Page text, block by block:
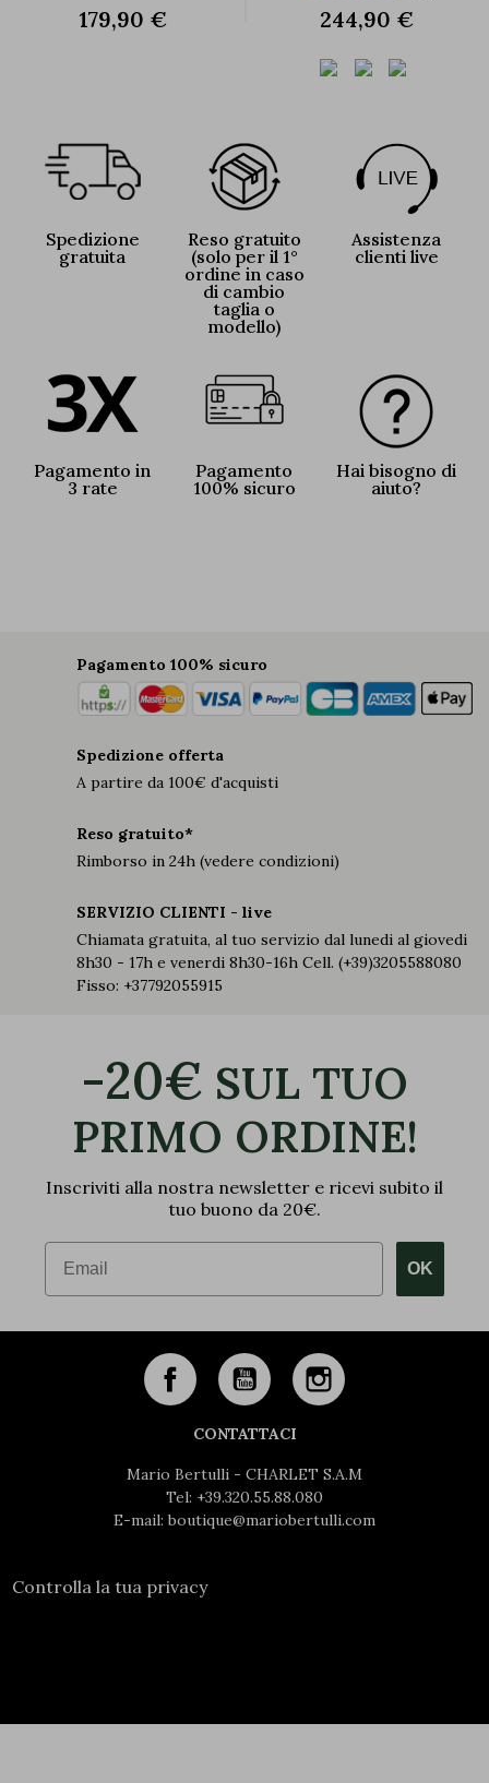
179,90 € 244,90 €
Spedizione
gratuita
Reso gratuito
(solo per il 1°
ordine in caso
di cambio
taglia o
modello)
Assistenza
clienti live
Pagamento in
3 rate
Pagamento
100% sicuro
Hai bisogno di
aiuto?
Pagamento 100% sicuro
Spedizione offerta
A partire da 100€ d'acquisti
Reso gratuito*
Rimborso in 24h (vedere condizioni)
SERVIZIO CLIENTI - live
Chiamata gratuita, al tuo servizio dal lunedi al giovedi
8h30 - 17h e venerdi 8h30-16h Cell. (+39)3205588080
Fisso: +37792055915
-20€ SUL TUO
PRIMO ORDINE!
Inscriviti alla nostra newsletter e ricevi subito il
tuo buono da 20€.
Email
OK
CONTATTACI
Mario Bertulli - CHARLET S.A.M
Tel: +39.320.55.88.080
E-mail: boutique@mariobertulli.com
Controlla la tua privacy